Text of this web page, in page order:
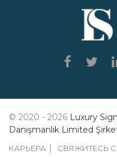
© 2020 - 2026 Luxury
Danışmanlık Limited
КАРЬЕРА СВЯЖИТЕСЬ